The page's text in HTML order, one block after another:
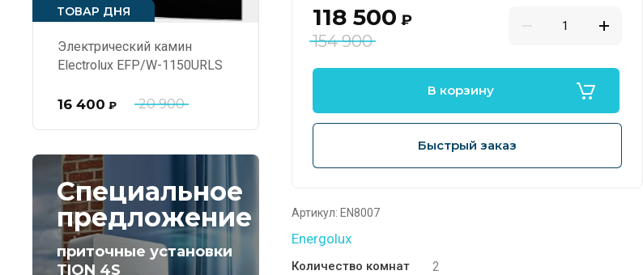
ТОВАР ДНЯ
Электрический камин
Electrolux EFP/W-1150URLS
20 900
16 400 ₽
Специальное
предложение
приточные установки
TION 4S
118 500 ₽
154 900
В корзину
Быстрый заказ
Артикул: EN8007
Energolux
Количество комнат 2